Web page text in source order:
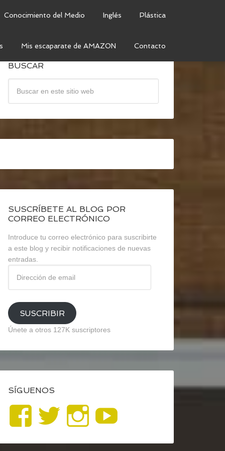
Conocimiento del Medio Inglés Plástica
Mis escaparate de AMAZON Contacto
BUSCAR
SUSCRÍBETE AL BLOG POR
CORREO ELECTRÓNICO
Introduce tu correo electrónico para suscribirte
a este blog y recibir notificaciones de nuevas
entradas.
email
SUSCRIBIR
Únete a otros 127K suscriptores
SÍGUENOS
Ver
perfil
Ver
perfil
Ver
perfil